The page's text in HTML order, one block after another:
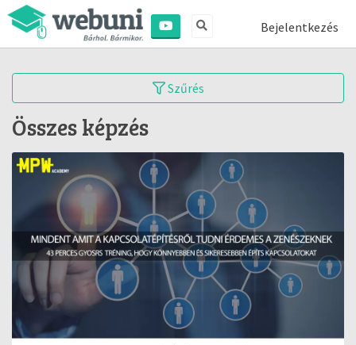
Bejelentkezés
Szűrés
Összes képzés